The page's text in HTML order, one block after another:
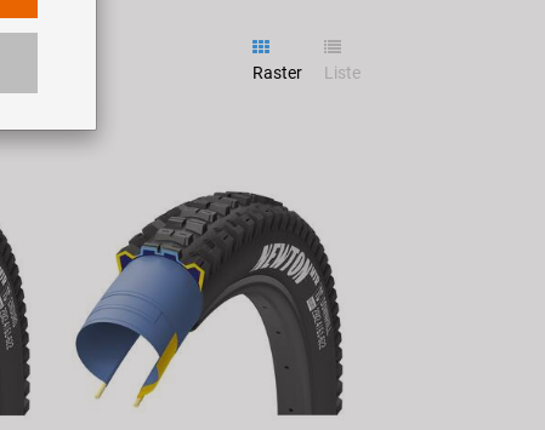
Raster Liste